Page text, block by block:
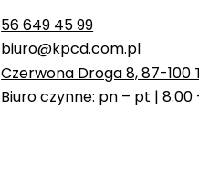
56 649 45 99
biuro@kpcd.com.pl
Czerwona Droga 8, 87-100
Biuro czynne: pn – pt | 8:00